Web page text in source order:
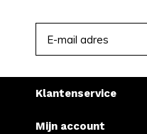
Klantenservice
Mijn account